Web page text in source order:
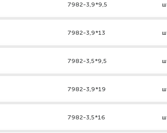
7982-3,9*9,5
7982-3,9*13
7982-3,5*9,5
7982-3,9*19
7982-3,5*16